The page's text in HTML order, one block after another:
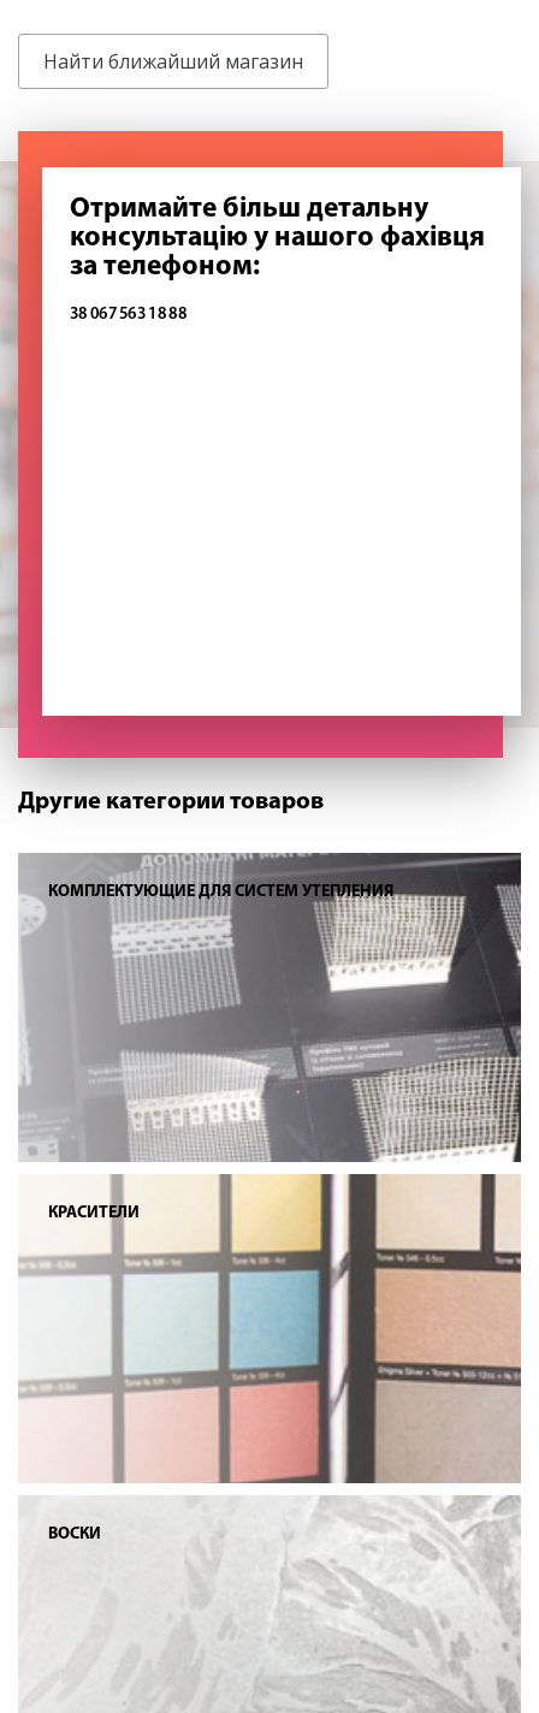
Найти ближайший магазин
Отримайте більш детальну
консультацію у нашого фахівця
за телефоном:
38 067 563 18 88
Другие категории товаров
КОМПЛЕКТУЮЩИЕ ДЛЯ СИСТЕМ УТЕПЛЕНИЯ
КРАСИТЕЛИ
ВОСКИ